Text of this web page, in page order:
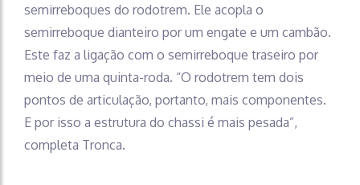
semirreboques do rodotrem. Ele acopla o
semirreboque dianteiro por um engate e um cambão.
Este faz a ligação com o semirreboque traseiro por
meio de uma quinta-roda. “O rodotrem tem dois
pontos de articulação, portanto, mais componentes.
E por isso a estrutura do chassi é mais pesada”,
completa Tronca.